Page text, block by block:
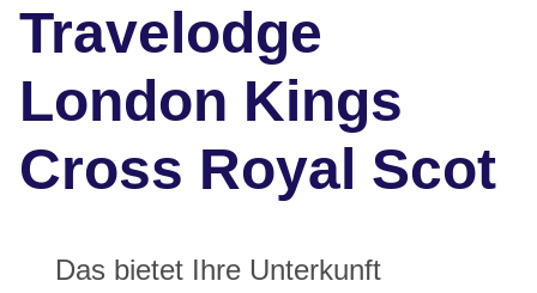
Travelodge
London Kings
Cross Royal Scot
Das bietet Ihre Unterkunft